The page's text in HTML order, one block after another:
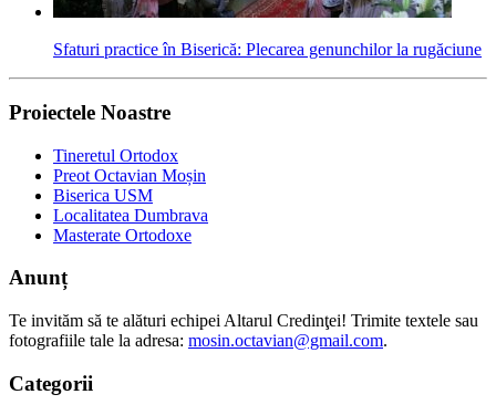
Sfaturi practice în Biserică: Plecarea genunchilor la rugăciune
Proiectele Noastre
Tineretul Ortodox
Preot Octavian Moșin
Biserica USM
Localitatea Dumbrava
Masterate Ortodoxe
Anunț
Te invităm să te alături echipei Altarul Credinţei! Trimite textele sau
fotografiile tale la adresa: mosin.octavian@gmail.com.
Categorii